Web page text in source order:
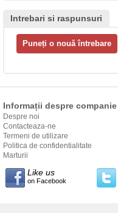
Intrebari si raspunsuri
Informații despre companie
Despre noi
Contacteaza-ne
Termeni de utilizare
Politica de confidentialitate
Marturii
Like us
on Facebook